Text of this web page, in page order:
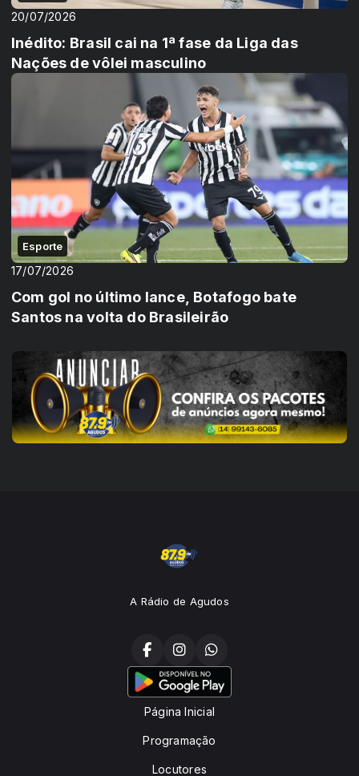
20/07/2026
Inédito: Brasil cai na 1ª fase da Liga das
Nações de vôlei masculino
Esporte
17/07/2026
Com gol no último lance, Botafogo bate
Santos na volta do Brasileirão
A Rádio de Agudos
Página Inicial
Programação
Locutores